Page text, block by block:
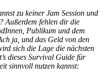
zu keiner Jam Session und
Außerdem fehlen dir die
Publikum und dem
ja, und das Geld von den
sich die Lage die nächsten
dieses Survival Guide für
sinnvoll nutzen kannst: